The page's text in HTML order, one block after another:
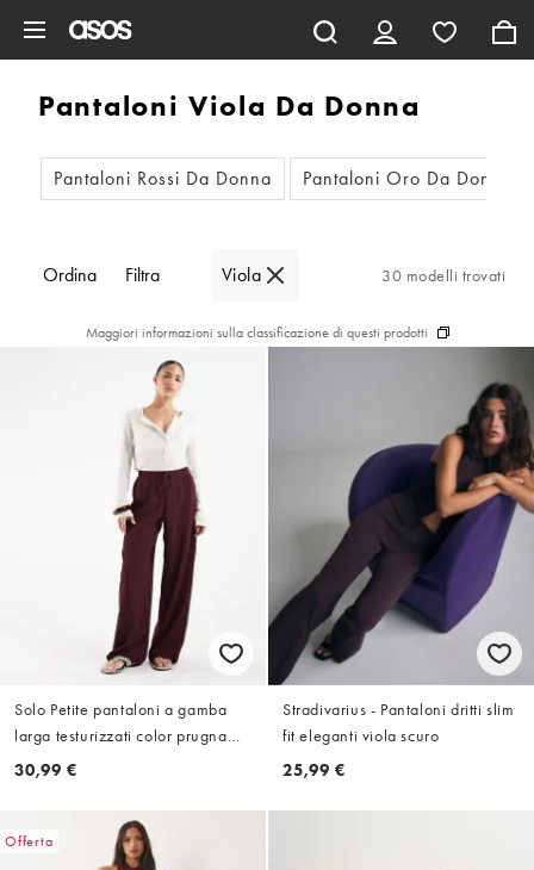
Pantaloni Viola Da Donna
Pantaloni Rossi Da Donna Pantaloni Oro Da Donna
Ordina Filtra Viola 30 modelli trovati
Maggiori informazioni sulla classificazione di questi prodotti
Solo Petite pantaloni a gamba
larga testurizzati color prugna
scuro
30,99 €
Stradivarius - Pantaloni dritti slim
fit eleganti viola scuro
25,99 €
Offerta